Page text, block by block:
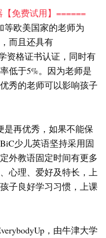
【免费试用】======
等欧美国家的老师为
而且还具有
资格证书认证，同时有
低于5%。因为老师是
秀的老师可以影响孩子
再优秀，如果不能保
少儿英语坚持采用固
外教语固定时间有更多
心理、爱好及特长，上
子良好学习习惯，上课
，由牛津大学